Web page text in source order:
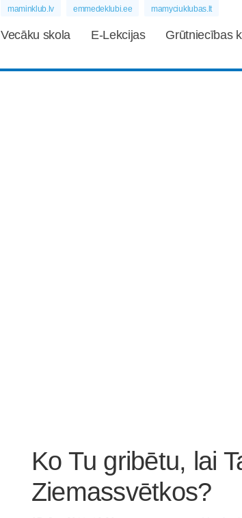
maminklub.lv emmedeklubi.ee mamyciuklubas.lt
Vecāku skola E-Lekcijas Grūtniecības
Ko Tu gribētu, lai
Ziemassvētkos?